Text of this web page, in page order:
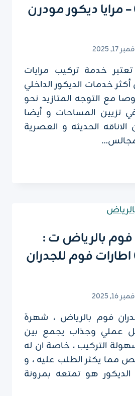
0551751695 – مرايا ديكور مودرن
17, 2025
خدمة تركيب مرايات
خدمات الديكور الداخلي
مع التوجه المتازيد نحو
في تزيين المساحات و أيضا
الحديثه و العصرية
فوم بالرياض ت :
0551751695 اطارات فوم للجدران
16, 2025
فوم بالرياض ، شهرة
عملي وجذاب يجمع بين
التركيب ، خاصة ان له
مما يكثر الطلب عليه ، و
هو تمتعه بمرونة